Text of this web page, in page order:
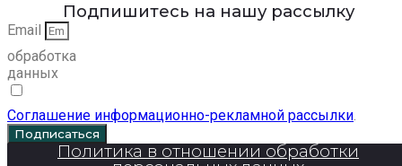
Подпишитесь на нашу рассылку
Email
обработка
данных
Соглашение информационно-рекламной рассылки.
Подписаться
Политика в отношении обработки